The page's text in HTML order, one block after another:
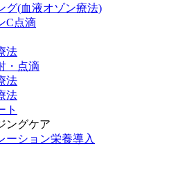
グ(血液オゾン療法)
C点滴
法
・点滴
法
法
ト
ングケア
ーション栄養導入